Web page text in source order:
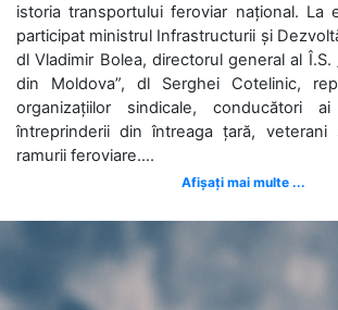
istoria transportului feroviar național. La
participat ministrul Infrastructurii și
dl Vladimir Bolea, directorul general al Î.S.
din Moldova”, dl Serghei Cotelinic,
organizațiilor sindicale, conducători ai
întreprinderii din întreaga țară, veterani
ramurii feroviare....
Afișați mai multe ...